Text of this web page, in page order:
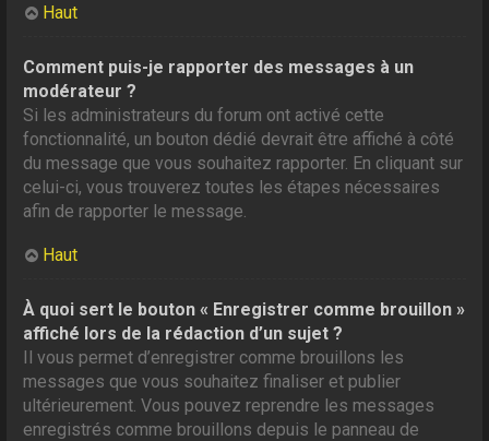
Haut
Comment puis-je rapporter des messages à un
modérateur ?
Si les administrateurs du forum ont activé cette
fonctionnalité, un bouton dédié devrait être affiché à côté
du message que vous souhaitez rapporter. En cliquant sur
celui-ci, vous trouverez toutes les étapes nécessaires
afin de rapporter le message.
Haut
À quoi sert le bouton « Enregistrer comme brouillon »
affiché lors de la rédaction d’un sujet ?
Il vous permet d’enregistrer comme brouillons les
messages que vous souhaitez finaliser et publier
ultérieurement. Vous pouvez reprendre les messages
enregistrés comme brouillons depuis le panneau de